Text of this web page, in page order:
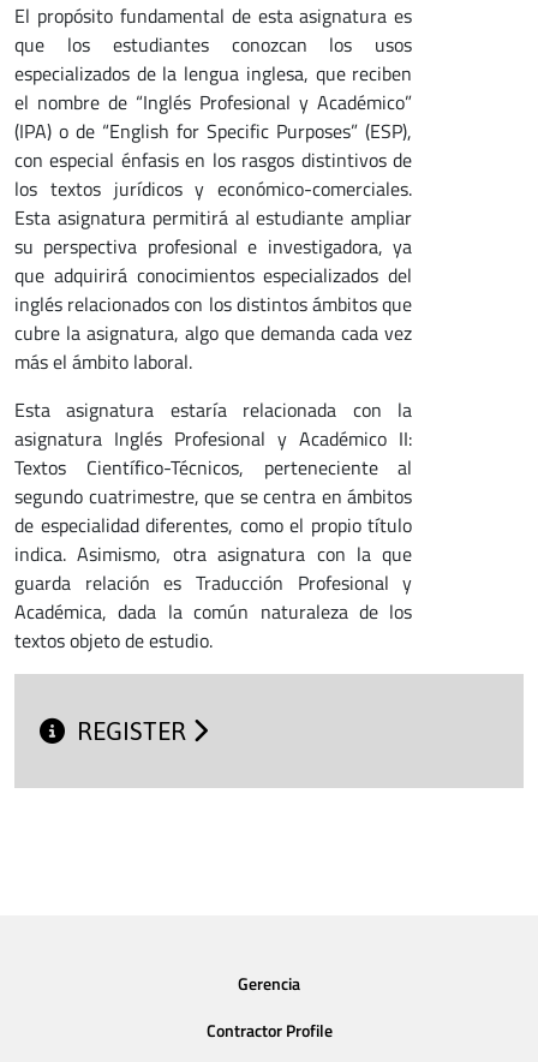
El propósito fundamental de esta asignatura es
que los estudiantes conozcan los usos
especializados de la lengua inglesa, que reciben
el nombre de “Inglés Profesional y Académico”
(IPA) o de “English for Specific Purposes” (ESP),
con especial énfasis en los rasgos distintivos de
los textos jurídicos y económico-comerciales.
Esta asignatura permitirá al estudiante ampliar
su perspectiva profesional e investigadora, ya
que adquirirá conocimientos especializados del
inglés relacionados con los distintos ámbitos que
cubre la asignatura, algo que demanda cada vez
más el ámbito laboral.
Esta asignatura estaría relacionada con la
asignatura Inglés Profesional y Académico II:
Textos Científico-Técnicos, perteneciente al
segundo cuatrimestre, que se centra en ámbitos
de especialidad diferentes, como el propio título
indica. Asimismo, otra asignatura con la que
guarda relación es Traducción Profesional y
Académica, dada la común naturaleza de los
textos objeto de estudio.
REGISTER
Gerencia
Contractor Profile